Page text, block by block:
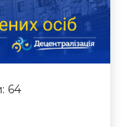
64